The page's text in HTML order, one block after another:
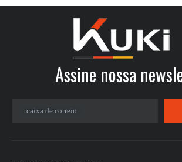
Assine nossa
caixa de correio